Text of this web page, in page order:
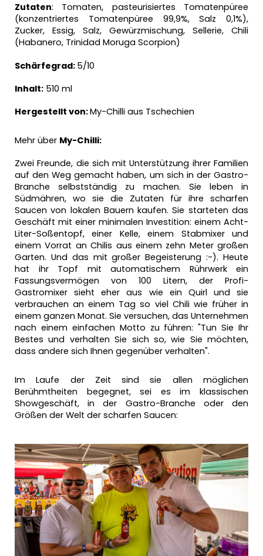
Zutaten: Tomaten, pasteurisiertes Tomatenpüree
(konzentriertes Tomatenpüree 99,9%, Salz 0,1%),
Zucker, Essig, Salz, Gewürzmischung, Sellerie, Chili
(Habanero, Trinidad Moruga Scorpion)
Schärfegrad: 5/10
Inhalt: 510 ml
Hergestellt von:My-Chilli aus Tschechien
Mehr über My-Chilli:
Zwei Freunde, die sich mit Unterstützung ihrer Familien
auf den Weg gemacht haben, um sich in der Gastro-
Branche selbstständig zu machen. Sie leben in
Südmähren, wo sie die Zutaten für ihre scharfen
Saucen von lokalen Bauern kaufen. Sie starteten das
Geschäft mit einer minimalen Investition: einem Acht-
Liter-Soßentopf, einer Kelle, einem Stabmixer und
einem Vorrat an Chilis aus einem zehn Meter großen
Garten. Und das mit großer Begeisterung :-). Heute
hat ihr Topf mit automatischem Rührwerk ein
Fassungsvermögen von 100 Litern, der Profi-
Gastromixer sieht eher aus wie ein Quirl und sie
verbrauchen an einem Tag so viel Chili wie früher in
einem ganzen Monat. Sie versuchen, das Unternehmen
nach einem einfachen Motto zu führen: "Tun Sie Ihr
Bestes und verhalten Sie sich so, wie Sie möchten,
dass andere sich Ihnen gegenüber verhalten".
Im Laufe der Zeit sind sie allen möglichen
Berühmtheiten begegnet, sei es im klassischen
Showgeschäft, in der Gastro-Branche oder den
Größen der Welt der scharfen Saucen: